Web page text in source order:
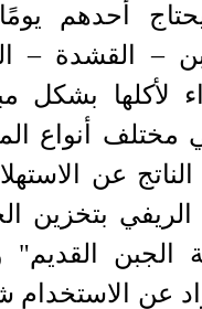
أحدهم
– القشدة –
لأكلها بشكل
مختلف أنواع
عن
بتخزين
الجبن القديم"
عن